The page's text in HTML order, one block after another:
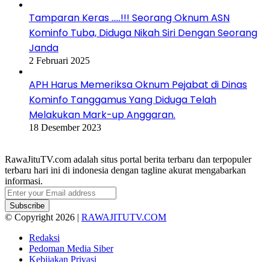
Tamparan Keras …..!!! Seorang Oknum ASN
Kominfo Tuba, Diduga Nikah Siri Dengan Seorang
Janda
2 Februari 2025
APH Harus Memeriksa Oknum Pejabat di Dinas
Kominfo Tanggamus Yang Diduga Telah
Melakukan Mark-up Anggaran.
18 Desember 2023
RawaJituTV.com adalah situs portal berita terbaru dan terpopuler
terbaru hari ini di indonesia dengan tagline akurat mengabarkan
informasi.
Enter
your
Email
address
© Copyright 2026 | RAWAJITUTV.COM
Redaksi
Pedoman Media Siber
Kebijakan Privasi